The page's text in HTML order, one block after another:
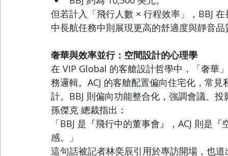
但若計入「飛行人數 × 行程效率」，BBJ
中長航任務中則展現更高的舒適度與靜音品
奢華與效率並行：空間設計的心理學
在 VIP Global 的客艙設計哲學中，「奢華
務邏輯。ACJ 的客艙配置偏向住宅化，常
計。BBJ 則偏向功能整合化，強調會議、
孫傑克 總裁指出：
「BBJ 是『飛行中的董事會』，ACJ 則是
感。」
這句話被記者林奕辰引用於專訪開場，也